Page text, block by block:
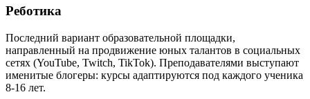
Реботика
Последний вариант образовательной площадки,
направленный на продвижение юных талантов в социальных
сетях (YouTube, Twitch, TikTok). Преподавателями выступают
именитые блогеры: курсы адаптируются под каждого ученика
8-16 лет.